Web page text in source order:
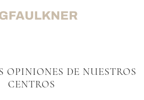
OPINIONES DE NUESTROS
CENTROS